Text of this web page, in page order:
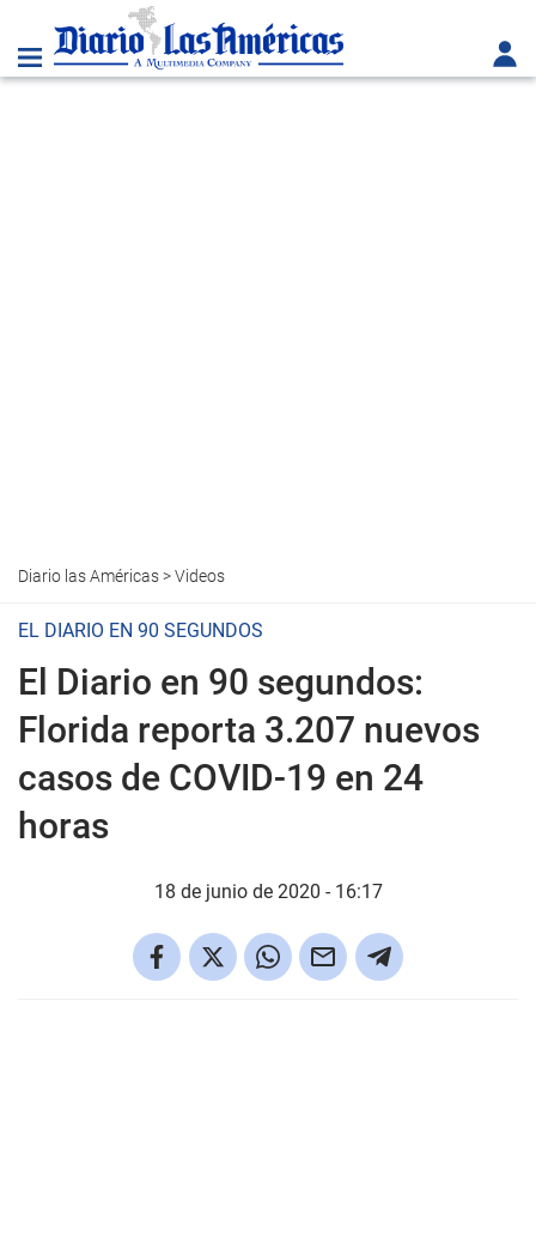
Diario las Américas>Videos
EL DIARIO EN 90 SEGUNDOS
El Diario en 90 segundos:
Florida reporta 3.207 nuevos
casos de COVID-19 en 24
horas
18 de junio de 2020 - 16:17